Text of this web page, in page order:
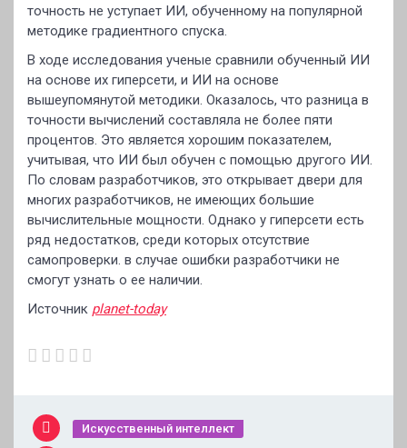
точность не уступает ИИ, обученному на популярной
методике градиентного спуска.
В ходе исследования ученые сравнили обученный ИИ
на основе их гиперсети, и ИИ на основе
вышеупомянутой методики. Оказалось, что разница в
точности вычислений составляла не более пяти
процентов. Это является хорошим показателем,
учитывая, что ИИ был обучен с помощью другого ИИ.
По словам разработчиков, это открывает двери для
многих разработчиков, не имеющих большие
вычислительные мощности. Однако у гиперсети есть
ряд недостатков, среди которых отсутствие
самопроверки. в случае ошибки разработчики не
смогут узнать о ее наличии.
Источник planet-today
Искусственный интеллект